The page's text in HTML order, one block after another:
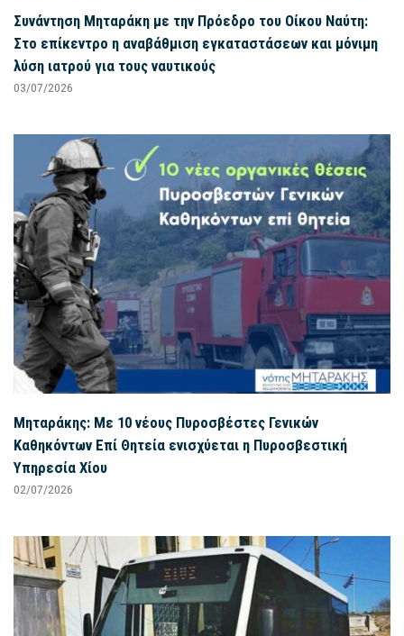
Συνάντηση Μηταράκη με την Πρόεδρο του Οίκου Ναύτη:
Στο επίκεντρο η αναβάθμιση εγκαταστάσεων και μόνιμη
λύση ιατρού για τους ναυτικούς
03/07/2026
Μηταράκης: Με 10 νέους Πυροσβέστες Γενικών
Καθηκόντων Επί Θητεία ενισχύεται η Πυροσβεστική
Υπηρεσία Χίου
02/07/2026